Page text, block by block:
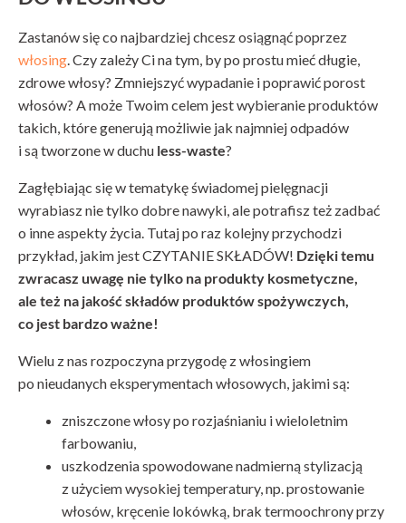
Zastanów się co najbardziej chcesz osiągnąć poprzez
włosing. Czy zależy Ci na tym, by po prostu mieć długie,
zdrowe włosy? Zmniejszyć wypadanie i poprawić porost
włosów? A może Twoim celem jest wybieranie produktów
takich, które generują możliwie jak najmniej odpadów
i są tworzone w duchu less-waste?
Zagłębiając się w tematykę świadomej pielęgnacji
wyrabiasz nie tylko dobre nawyki, ale potrafisz też zadbać
o inne aspekty życia. Tutaj po raz kolejny przychodzi
przykład, jakim jest CZYTANIE SKŁADÓW! Dzięki temu
zwracasz uwagę nie tylko na produkty kosmetyczne,
ale też na jakość składów produktów spożywczych,
co jest bardzo ważne!
Wielu z nas rozpoczyna przygodę z włosingiem
po nieudanych eksperymentach włosowych, jakimi są:
zniszczone włosy po rozjaśnianiu i wieloletnim
farbowaniu,
uszkodzenia spowodowane nadmierną stylizacją
z użyciem wysokiej temperatury, np. prostowanie
włosów, kręcenie lokówką, brak termoochrony przy